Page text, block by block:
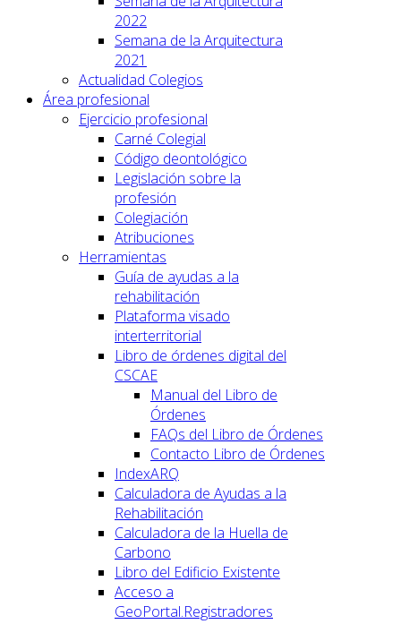
2022
Semana de la Arquitectura
2021
Actualidad Colegios
Área profesional
Ejercicio profesional
Carné Colegial
Código deontológico
Legislación sobre la
profesión
Colegiación
Atribuciones
Herramientas
Guía de ayudas a la
rehabilitación
Plataforma visado
interterritorial
Libro de órdenes digital del
CSCAE
Manual del Libro de
Órdenes
FAQs del Libro de Órdenes
Contacto Libro de Órdenes
IndexARQ
Calculadora de Ayudas a la
Rehabilitación
Calculadora de la Huella de
Carbono
Libro del Edificio Existente
Acceso a
GeoPortal.Registradores